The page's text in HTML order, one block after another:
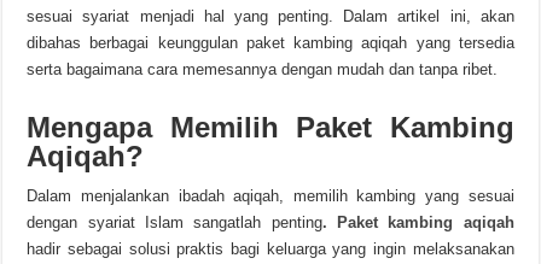
sesuai syariat menjadi hal yang penting. Dalam artikel ini, akan
dibahas berbagai keunggulan paket kambing aqiqah yang tersedia
serta bagaimana cara memesannya dengan mudah dan tanpa ribet.
Mengapa Memilih Paket Kambing
Aqiqah?
Dalam menjalankan ibadah aqiqah, memilih kambing yang sesuai
dengan syariat Islam sangatlah penting. Paket kambing aqiqah
hadir sebagai solusi praktis bagi keluarga yang ingin melaksanakan